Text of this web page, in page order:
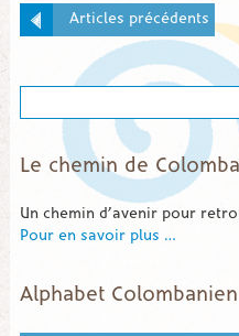
Articles précédents
Le chemin de
Un chemin d’avenir pour
Pour en savoir plus …
Alphabet Colombanien